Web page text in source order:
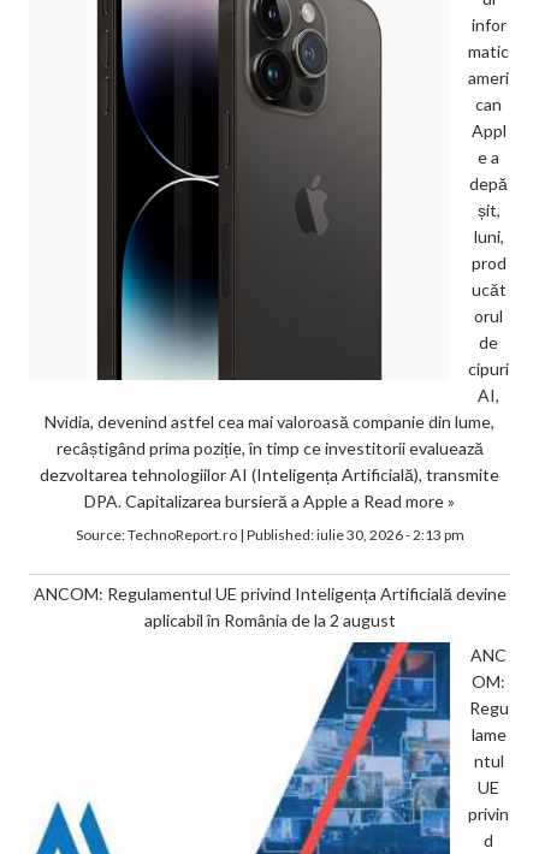
infor
matic
ameri
can
Appl
e a
depă
șit,
luni,
prod
ucăt
orul
de
cipuri
AI,
Nvidia, devenind astfel cea mai valoroasă companie din lume,
recâștigând prima poziție, în timp ce investitorii evaluează
dezvoltarea tehnologiilor AI (Inteligența Artificială), transmite
DPA. Capitalizarea bursieră a Apple a Read more »
Source:TechnoReport.ro| Published:iulie 30, 2026 - 2:13 pm
ANCOM: Regulamentul UE privind Inteligența Artificială devine
aplicabil în România de la 2 august
ANC
OM:
Regu
lame
ntul
UE
privin
d